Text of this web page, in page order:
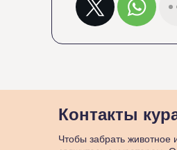
Контакты
Чтобы забрать животное